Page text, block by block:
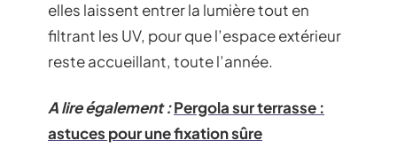
elles laissent entrer la lumière tout en
filtrant les UV, pour que l’espace extérieur
reste accueillant, toute l’année.
A lire également :Pergola sur terrasse :
astuces pour une fixation sûre